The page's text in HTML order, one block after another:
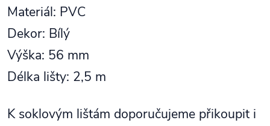
Materiál: PVC
Dekor: Bílý
Výška: 56 mm
Délka lišty: 2,5 m
K soklovým lištám doporučujeme přikoupit i